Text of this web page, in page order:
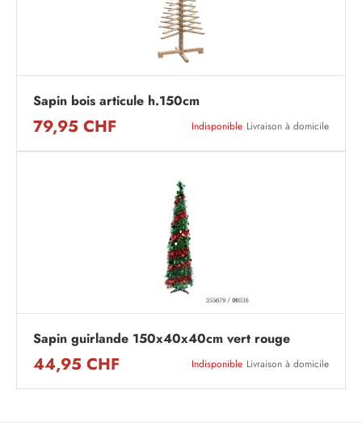
Sapin bois articule h.150cm
79,95 CHF Indisponible Livraison à domicile
Sapin guirlande 150x40x40cm vert rouge
44,95 CHF Indisponible Livraison à domicile